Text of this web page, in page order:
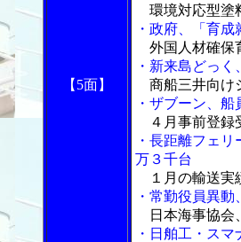
【5面】
環境対応型塗
・政府、「育
外国人材確保
・新来島どっ
商船三井向け
・ザブーン、
４月事前登録
・長距離フェ
万３千台
１月の輸送実
・常勤役員異
日本海事協会
・日舶工・ス